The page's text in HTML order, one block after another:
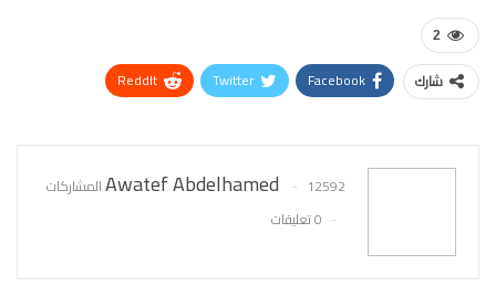
2
شارك Facebook
Twitter
ReddIt
Awatef Abdelhamed
12592 المشاركات
0 تعليقات